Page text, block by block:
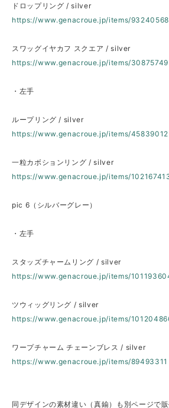
ドロップリング / silver
https://www.genacroue.jp/items/93240568
スワッグイヤカフ スクエア / silver
https://www.genacroue.jp/items/30875749
・左手
ループリング / silver
https://www.genacroue.jp/items/45839012
一粒カボションリング / silver
https://www.genacroue.jp/items/
pic 6（シルバーグレー）
・左手
スタッズチャームリング / silver
https://www.genacroue.jp/items/
ツウィッグリング / silver
https://www.genacroue.jp/items/
ワープチャーム チェーンブレス / silver
https://www.genacroue.jp/items/89493311
同デザインの素材違い（真鍮）も別ページで販